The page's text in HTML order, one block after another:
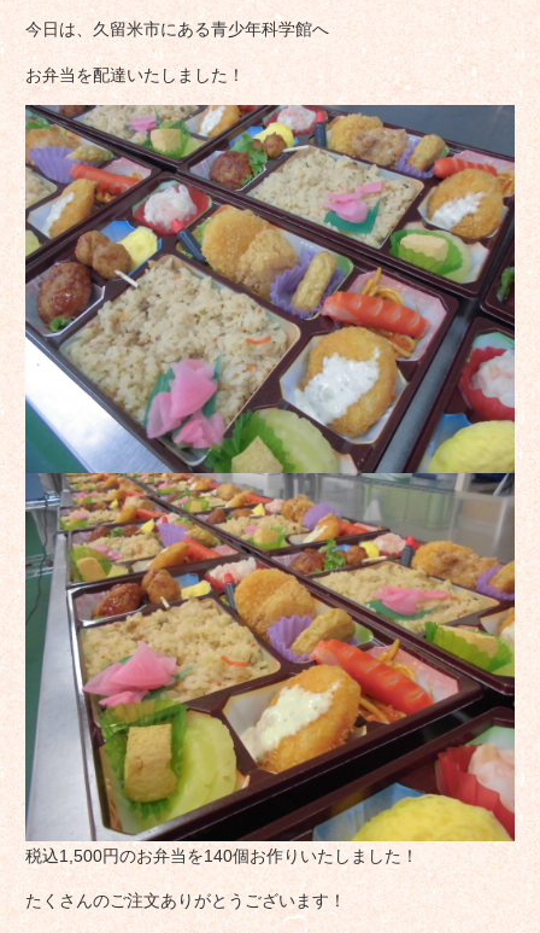
今日は、久留米市にある青少年科学館へ
お弁当を配達いたしました！
税込1,500円のお弁当を140個お作りいたしました！
たくさんのご注文ありがとうございます！